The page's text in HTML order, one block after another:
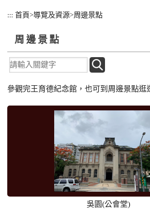
::: 首頁>導覽及資源>周邊景點
周邊景點
關
字
參觀完王育德紀念館，也可到周邊景點逛
吳園(公會堂)